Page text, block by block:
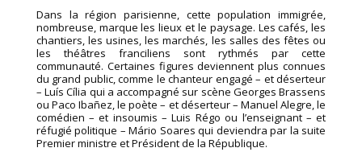
Dans la région parisienne, cette population immigrée,
nombreuse, marque les lieux et le paysage. Les cafés, les
chantiers, les usines, les marchés, les salles des fêtes ou
les théâtres franciliens sont rythmés par cette
communauté. Certaines figures deviennent plus connues
du grand public, comme le chanteur engagé – et déserteur
– Luís Cília qui a accompagné sur scène Georges Brassens
ou Paco Ibañez, le poète – et déserteur – Manuel Alegre, le
comédien – et insoumis – Luis Régo ou l’enseignant – et
réfugié politique – Mário Soares qui deviendra par la suite
Premier ministre et Président de la République.